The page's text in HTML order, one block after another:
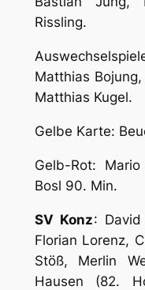
Rissling.
Matthias
Matthias Kugel.
Gelbe Karte:
Gelb-Rot:
Bosl 90. Min.
SV Konz: David
Florian Lorenz,
Stöß, Merlin
Hausen (82.